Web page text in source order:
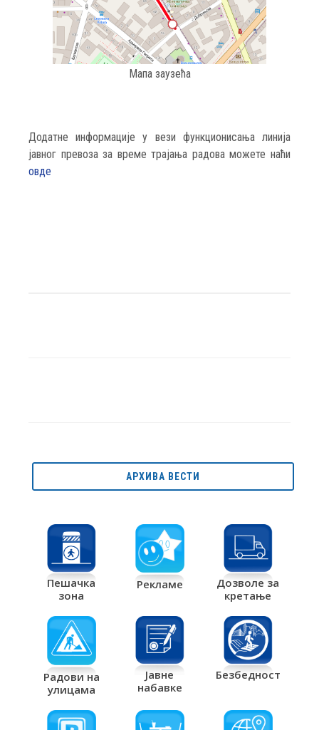
Мапа заузећа
Додатне информације у вези функционисања линија
јавног превоза за време трајања радова можете наћи
овде
АРХИВА ВЕСТИ
Пешачка
зона
Рекламе
Дозволе за
кретање
Радови на
улицама
Јавне
набавке
Безбедност